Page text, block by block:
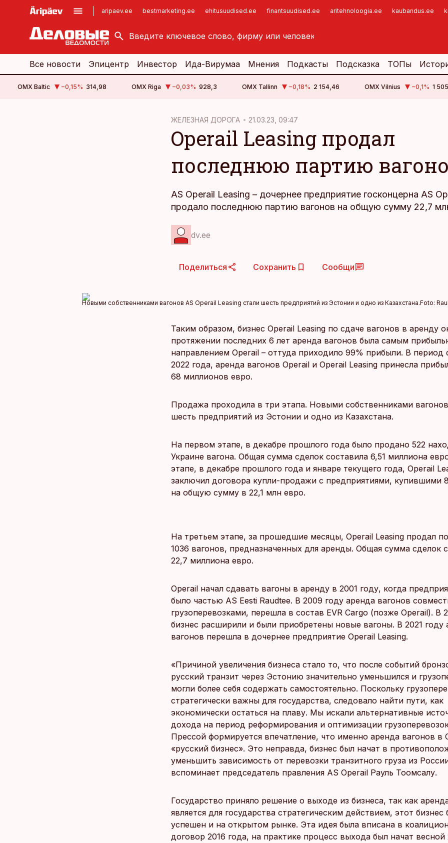
aripaev.ee bestmarketing.ee ehitusuudised.ee finantsuudised.ee aritehnoloogia.ee kaubandus.ee
kinnisvarauudised.ee
logistikauudised.ee
imelineajalugu.ee
Все новости Эпицентр Инвестор Ида-Вирумаа Мнения Подкасты Подсказка ТОПы
OMX Baltic −0,15% 314,98 OMX Riga −0,03% 928,3 OMX Tallinn −0,18% 2 154,46 OMX Vilnius −0,1% 1
ЖЕЛЕЗНАЯ ДОРОГА 21.03.23, 09:47
Operail Leasing продал
последнюю партию
AS Operail Leasing – дочернее предприятие госконцерна AS
продало последнюю партию вагонов на общую сумму 22,7
dv.ee
Поделиться Сохранить Сообщи
Новыми собственниками вагонов AS Operail Leasing стали шесть предприятий из Эстонии и одно из Казахстана.Foto:
Таким образом, бизнес Operail Leasing по сдаче вагонов в аренду
протяжении последних 6 лет аренда вагонов была самым
направлением Operail – оттуда приходило 99% прибыли. В период
2022 года, аренда вагонов Operail и Operail Leasing принесла
68 миллионов евро.
Продажа проходила в три этапа. Новыми собственниками
шесть предприятий из Эстонии и одно из Казахстана.
На первом этапе, в декабре прошлого года было продано 522
Украине вагона. Общая сумма сделок составила 6,51 миллиона
этапе, в декабре прошлого года и январе текущего года, Operail
заключил договора купли-продажи с предприятиями, купившими
на общую сумму в 22,1 млн евро.
На третьем этапе, за прошедшие месяцы, Operail Leasing продал
1036 вагонов, предназначенных для аренды. Общая сумма сделок
22,7 миллиона евро.
Operail начал сдавать вагоны в аренду в 2001 году, когда
было частью AS Eesti Raudtee. В 2009 году аренда вагонов
грузоперевозками, перешла в состав EVR Cargo (позже Operail). В
бизнес расширили и были приобретены новые вагоны. В 2021 году
вагонов перешла в дочернее предприятие Operail Leasing.
«Причиной увеличения бизнеса стало то, что после событий
русский транзит через Эстонию значительно уменьшился и
могли более себя содержать самостоятельно. Поскольку
стратегически важны для государства, следовало найти пути, как
экономически остаться на плаву. Мы искали альтернативные
дохода на период реформирования и оптимизации
Прессой формируется впечатление, что именно аренда вагонов в
«русский бизнес». Это неправда, бизнес был начат в
уменьшить зависимость от перевозки транзитного груза из
вспоминает председатель правления AS Operail Рауль Тоомсалу.
Государство приняло решение о выходе из бизнеса, так как
является для государства стратегическим действием, этот бизнес
успешен и на открытом рынке. Эта идея была вписана в
договор 2016 года, на практике процесс выхода был начат весной